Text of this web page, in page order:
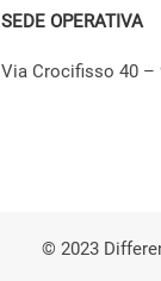
SEDE OPERATIVA
Via Crocifisso 40 –
© 2023